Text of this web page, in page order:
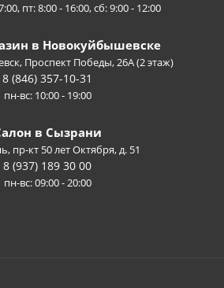
пт: 8:00 - 16:00, сб: 9:00 - 12:00
в Новокуйбышевске
Проспект Победы, 26А (2 этаж)
8 (846) 357-10-31
пн-вс: 10:00 - 19:00
в Сызрани
пр-кт 50 лет Октября, д. 51
8 (937) 189 30 00
пн-вс: 09:00 - 20:00